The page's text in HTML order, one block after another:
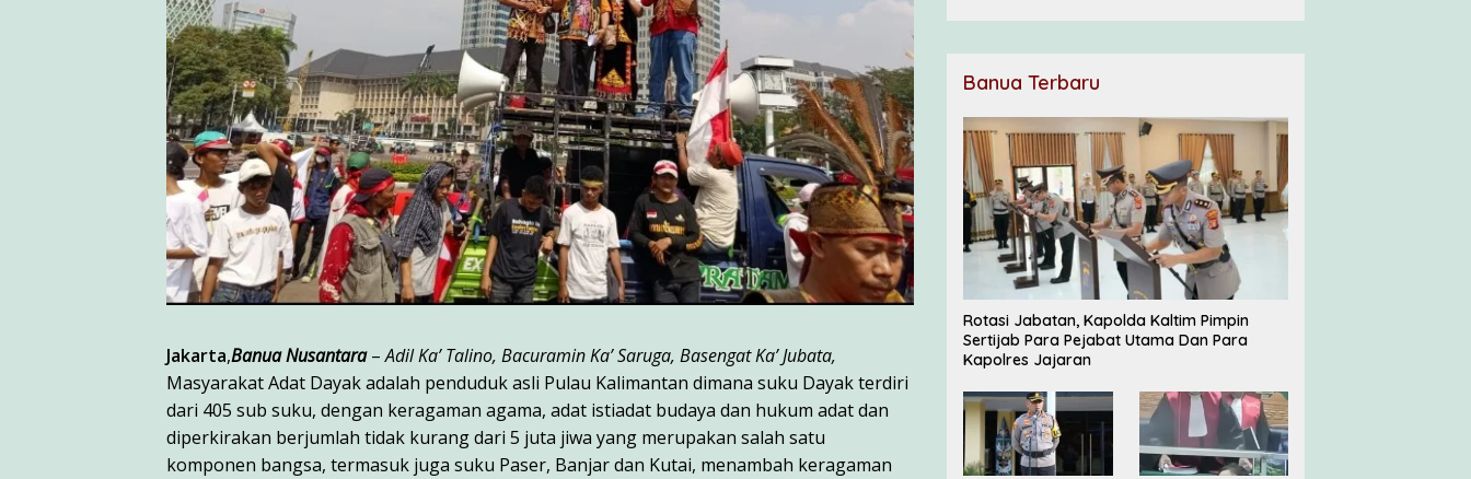
Jakarta,Banua Nusantara–Adil Ka’ Talino, Bacuramin Ka’ Saruga, Basengat Ka’ Jubata,
Masyarakat Adat Dayak adalah penduduk asli Pulau Kalimantan dimana suku Dayak terdiri
dari 405 sub suku, dengan keragaman agama, adat istiadat budaya dan hukum adat dan
diperkirakan berjumlah tidak kurang dari 5 juta jiwa yang merupakan salah satu
komponen bangsa, termasuk juga suku Paser, Banjar dan Kutai, menambah keragaman
Ti Waninggap
Banua Terbaru
Rotasi Jabatan, Kapolda Kaltim Pimpin
Sertijab Para Pejabat Utama Dan Para
Kapolres Jajaran